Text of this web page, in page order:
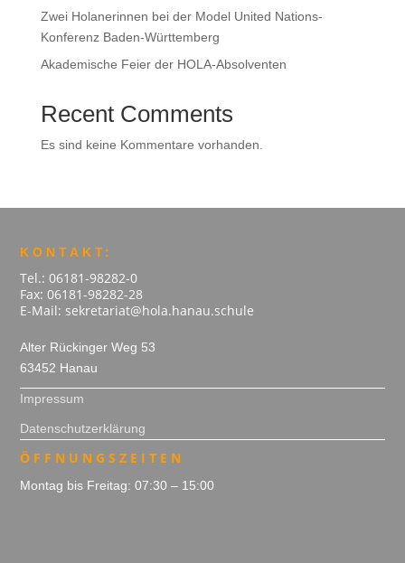
Zwei Holanerinnen bei der Model United Nations-
Konferenz Baden-Württemberg
Akademische Feier der HOLA-Absolventen
Recent Comments
Es sind keine Kommentare vorhanden.
KONTAKT:
Tel.: 06181-98282-0
Fax: 06181-98282-28
E-Mail: sekretariat@hola.hanau.schule
Alter Rückinger Weg 53
63452 Hanau
Impressum
Datenschutzerklärung
ÖFFNUNGSZEITEN
Montag bis Freitag: 07:30 – 15:00